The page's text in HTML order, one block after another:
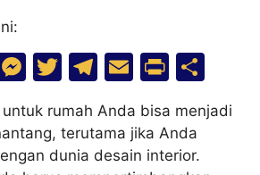
M
e
s
s
T
itt
er
T
el
e
gr
E
m
ai
l
Pr
t
h
ar
rumah Anda bisa menjadi
terutama jika Anda
dunia desain interior.